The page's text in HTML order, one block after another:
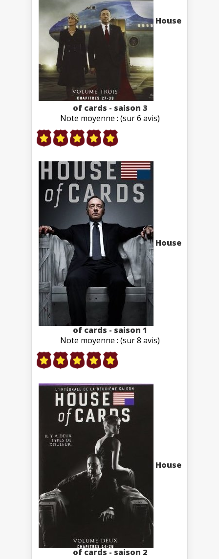
House
of cards - saison 3
Note moyenne : (sur 6 avis)
House
of cards - saison 1
Note moyenne : (sur 8 avis)
House
of cards - saison 2